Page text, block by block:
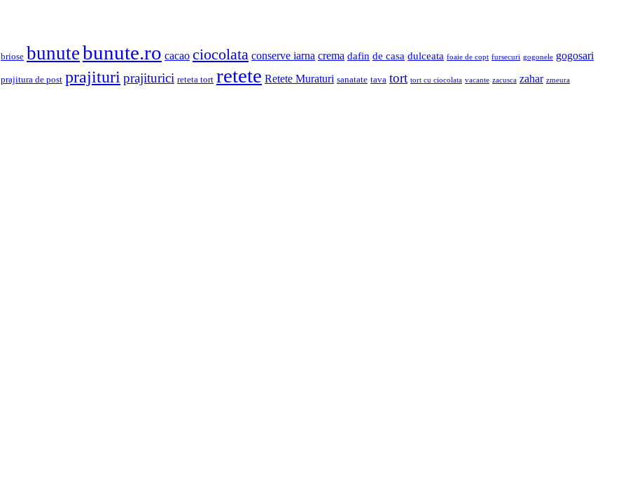
briose bunutebunute.ro cacao ciocolata conserve iarna crema dafin de casa dulceata foaie de copt fursecuri gogonele gogosari
prajitura de post prajituri prajiturici reteta tort retete Retete Muraturi sanatate tava tort tort cu ciocolata vacante zacusca zahar zmeura